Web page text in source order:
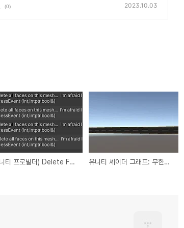
(0) 2023.10.03
유니티 프로빌더) Delete Faces가 안되는 면 삭제하기 유니티 셰이더 그래프: 무한히 움직이는 텍스쳐 구현하기